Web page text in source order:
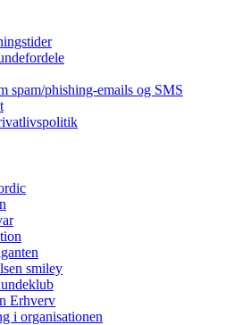
spam/phishing-emails og SMS
smiley
Erhverv
i organisationen